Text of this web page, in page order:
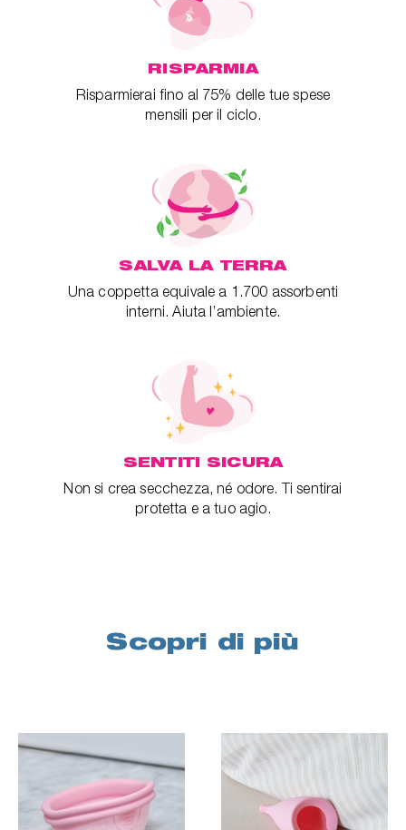
RISPARMIA
Risparmierai fino al 75% delle tue spese
mensili per il ciclo.
SALVA LA TERRA
Una coppetta equivale a 1.700 assorbenti
interni. Aiuta l’ambiente.
SENTITI SICURA
Non si crea secchezza, né odore. Ti sentirai
protetta e a tuo agio.
Scopri di più